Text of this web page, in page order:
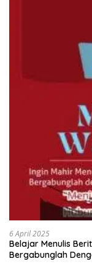
6 April 2025
Belajar Menulis
Bergabunglah